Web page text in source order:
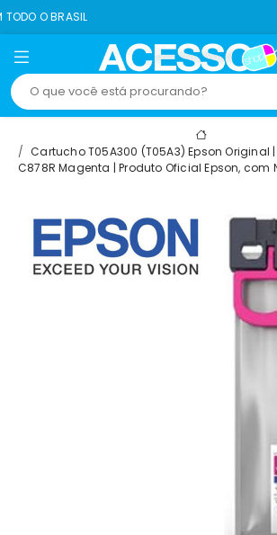
Cartucho T05A300 (T05A3) Epson Original |
C878R Magenta | Produto Oficial Epson, com